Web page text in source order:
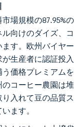
場規模の87.95%の
向けのダイズ、コ
す。欧州バイヤー
生産者に認証投入
価格プレミアムを
コーヒー農園は堆
入れて豆の品質ス
ます。